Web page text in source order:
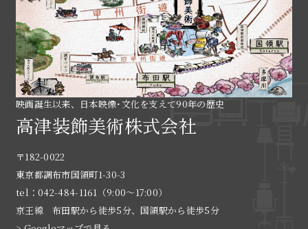
映画誕生以来、日本映像･文化を支えて90年の歴史
高津装飾美術株式会社
〒182-0022
東京都調布市国領町1-30-3
tel：042-484-1161（9:00〜17:00）
京王線 布田駅から徒歩5分、国領駅から徒歩5分